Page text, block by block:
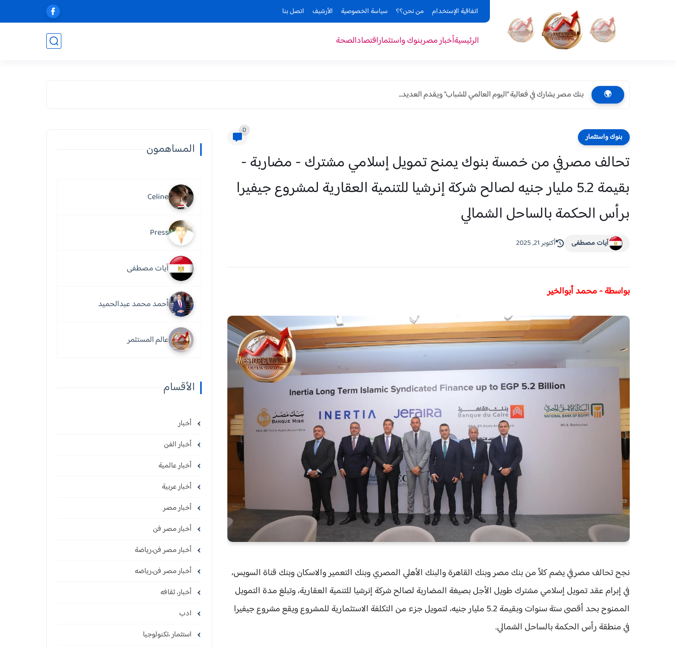
اتفاقية الإستخدام من نحن؟؟ سياسة الخصوصية الأرشيف اتصل بنا
الرئيسيةأخبار مصربنوك واستثماراقتصادالصحة
🌍 بنك مصر يشارك في فعالية "اليوم العالمي للشباب" ويقدم العديد...
بنوك واستثمار
0
تحالف مصرفي من خمسة بنوك يمنح تمويل إسلامي مشترك - مضاربة -
بقيمة 5.2 مليار جنيه لصالح شركة إنرشيا للتنمية العقارية لمشروع جيفيرا
برأس الحكمة بالساحل الشمالي
آيات مصطفى أكتوبر 21, 2025
بواسطة - محمد أبوالخير
نجح تحالف مصرفي يضم كلاً من بنك مصر وبنك القاهرة والبنك الأهلي المصري وبنك التعمير والاسكان وبنك قناة السويس،
في إبرام عقد تمويل إسلامي مشترك طويل الأجل بصيغة المضاربة لصالح شركة إنرشيا للتنمية العقارية، وتبلغ مدة التمويل
الممنوح بحد أقصى ستة سنوات وبقيمة 5.2 مليار جنيه، لتمويل جزء من التكلفة الاستثمارية للمشروع ويقع مشروع جيفيرا
في منطقة رأس الحكمة بالساحل الشمالي.
المساهمون
Celine
Press
آيات مصطفى
أحمد محمد عبدالحميد
عالم المستثمر
الأقسام
أخبار
أخبار الفن
أخبار عالمية
أخبار عربية
أخبار مصر
أخبار مصر فن
أخبار مصر فن،رياضة
أخبار مصر فن،رياضه
أخبار، ثقافه
ادب
استثمار ،تكنولوجيا